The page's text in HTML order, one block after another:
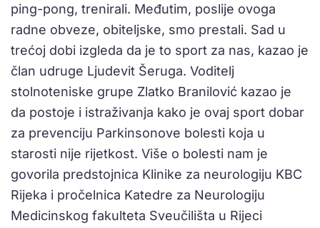
ping-pong, trenirali. Međutim, poslije ovoga
radne obveze, obiteljske, smo prestali. Sad u
trećoj dobi izgleda da je to sport za nas, kazao je
član udruge Ljudevit Šeruga. Voditelj
stolnoteniske grupe Zlatko Branilović kazao je
da postoje i istraživanja kako je ovaj sport dobar
za prevenciju Parkinsonove bolesti koja u
starosti nije rijetkost. Više o bolesti nam je
govorila predstojnica Klinike za neurologiju KBC
Rijeka i pročelnica Katedre za Neurologiju
Medicinskog fakulteta Sveučilišta u Rijeci